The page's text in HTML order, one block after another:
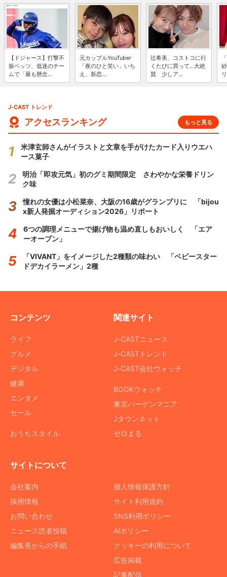
【ドジャース】打撃不
振ベッツ、低迷のチー
ムで「最も懸念...
元カップルYouTuber
「夜のひと笑い」いち
え、新恋...
辻希美、コストコに行
くたびに買って...大絶
賛 少しア...
J-CAST トレンド
アクセスランキング もっと見る
米津玄師さんがイラストと文章を手がけたカード入りウエハ
ース菓子
明治「即攻元気」初のグミ期間限定 さわやかな栄養ドリン
ク味
憧れの女優は小松菜奈、大阪の16歳がグランプリに 「bijou
x新人発掘オーディション2026」リポート
6つの調理メニューで揚げ物も温め直しもおいしく 「エア
ーオーブン」
「VIVANT」をイメージした2種類の味わい 「ベビースター
ドデカイラーメン」2種
コンテンツ
ライフ
グルメ
デジタル
健康
エンタメ
セール
おうちスタイル
関連サイト
J-CASTニュース
J-CASTトレンド
J-CAST会社ウォッチ
BOOKウォッチ
東京バーゲンマニア
Jタウンネット
ゼロまる
サイトについて
会社案内
採用情報
お問い合わせ
ニュース読者投稿
編集長からの手紙
個人情報保護方針
サイト利用規約
SNS利用ポリシー
AIポリシー
クッキーの利用について
広告掲載
記事配信